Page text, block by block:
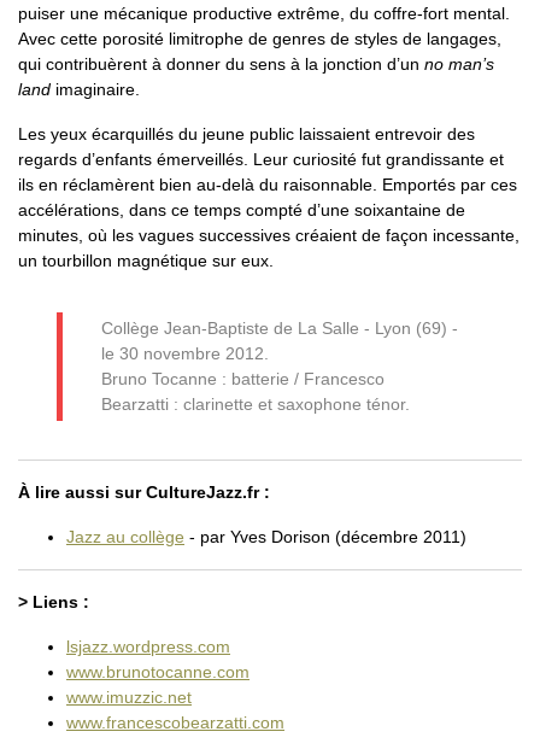
puiser une mécanique productive extrême, du coffre-fort mental.
Avec cette porosité limitrophe de genres de styles de langages,
qui contribuèrent à donner du sens à la jonction d’un no man’s
land imaginaire.
Les yeux écarquillés du jeune public laissaient entrevoir des
regards d’enfants émerveillés. Leur curiosité fut grandissante et
ils en réclamèrent bien au-delà du raisonnable. Emportés par ces
accélérations, dans ce temps compté d’une soixantaine de
minutes, où les vagues successives créaient de façon incessante,
un tourbillon magnétique sur eux.
Collège Jean-Baptiste de La Salle - Lyon (69) -
le 30 novembre 2012.
Bruno Tocanne : batterie / Francesco
Bearzatti : clarinette et saxophone ténor.
À lire aussi sur CultureJazz.fr :
Jazz au collège - par Yves Dorison (décembre 2011)
> Liens :
lsjazz.wordpress.com
www.brunotocanne.com
www.imuzzic.net
www.francescobearzatti.com